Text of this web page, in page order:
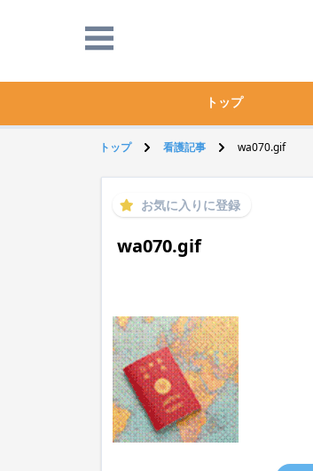
トップ
トップ 看護記事 wa070.gif
お気に入りに登録
wa070.gif